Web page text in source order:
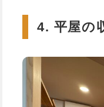
4. 平屋の